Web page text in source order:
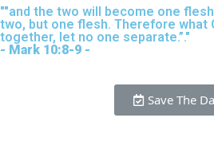
""and the two will become one
two, but one flesh. Therefore what
together, let no one separate.”."
- Mark 10:8-9 -
Save The